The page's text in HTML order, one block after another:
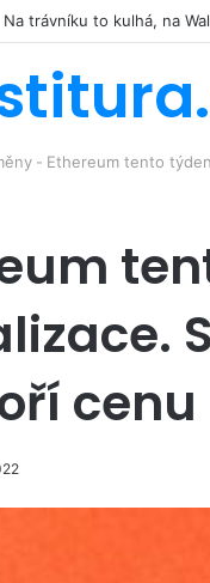
Hilton míří do kosmu.
- Ethereum tento
cenu